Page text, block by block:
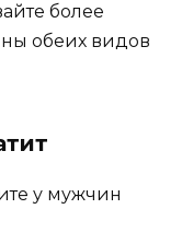
более
обеих видов